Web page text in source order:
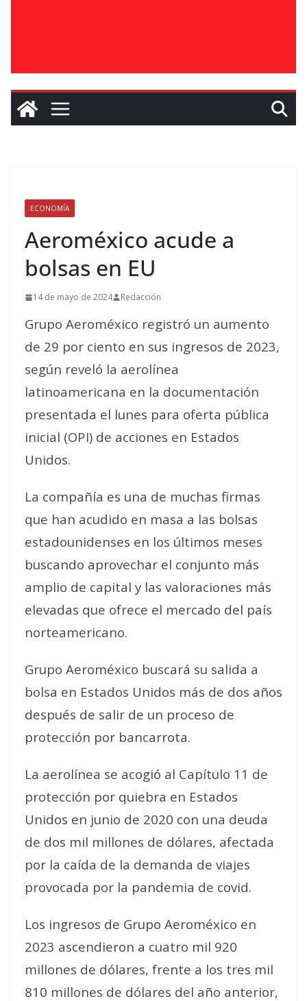
ECONOMÍA
Aeroméxico acude a
bolsas en EU
14 de mayo de 2024 Redacción
Grupo Aeroméxico registró un aumento
de 29 por ciento en sus ingresos de 2023,
según reveló la aerolínea
latinoamericana en la documentación
presentada el lunes para oferta pública
inicial (OPI) de acciones en Estados
Unidos.
La compañía es una de muchas firmas
que han acudido en masa a las bolsas
estadounidenses en los últimos meses
buscando aprovechar el conjunto más
amplio de capital y las valoraciones más
elevadas que ofrece el mercado del país
norteamericano.
Grupo Aeroméxico buscará su salida a
bolsa en Estados Unidos más de dos años
después de salir de un proceso de
protección por bancarrota.
La aerolínea se acogió al Capítulo 11 de
protección por quiebra en Estados
Unidos en junio de 2020 con una deuda
de dos mil millones de dólares, afectada
por la caída de la demanda de viajes
provocada por la pandemia de covid.
Los ingresos de Grupo Aeroméxico en
2023 ascendieron a cuatro mil 920
millones de dólares, frente a los tres mil
810 millones de dólares del año anterior,